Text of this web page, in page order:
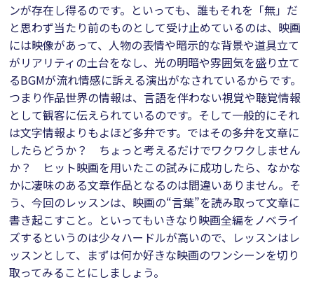
ンが存在し得るのです。といっても、誰もそれを「無」だ
と思わず当たり前のものとして受け止めているのは、映画
には映像があって、人物の表情や暗示的な背景や道具立て
がリアリティの土台をなし、光の明暗や雰囲気を盛り立て
るBGMが流れ情感に訴える演出がなされているからです。
つまり作品世界の情報は、言語を伴わない視覚や聴覚情報
として観客に伝えられているのです。そして一般的にそれ
は文字情報よりもよほど多弁です。ではその多弁を文章に
したらどうか？ ちょっと考えるだけでワクワクしません
か？ ヒット映画を用いたこの試みに成功したら、なかな
かに凄味のある文章作品となるのは間違いありません。そ
う、今回のレッスンは、映画の“言葉”を読み取って文章に
書き起こすこと。といってもいきなり映画全編をノベライ
ズするというのは少々ハードルが高いので、レッスンはレ
ッスンとして、まずは何か好きな映画のワンシーンを切り
取ってみることにしましょう。